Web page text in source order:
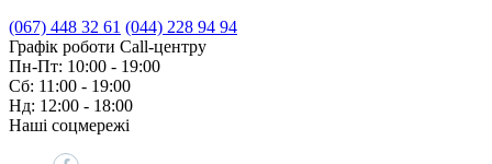
(067) 448 32 61 (044) 228 94 94
Графік роботи Call-центру
Пн-Пт: 10:00 - 19:00
Сб: 11:00 - 19:00
Нд: 12:00 - 18:00
Наші соцмережі